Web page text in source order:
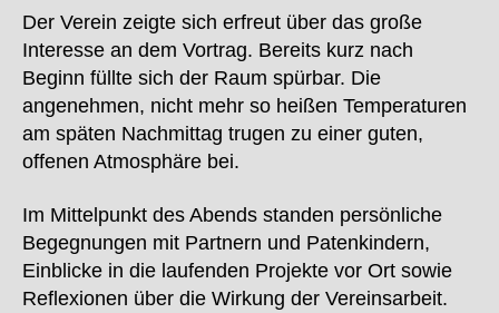
Der Verein zeigte sich erfreut über das große
Interesse an dem Vortrag. Bereits kurz nach
Beginn füllte sich der Raum spürbar. Die
angenehmen, nicht mehr so heißen Temperaturen
am späten Nachmittag trugen zu einer guten,
offenen Atmosphäre bei.
Im Mittelpunkt des Abends standen persönliche
Begegnungen mit Partnern und Patenkindern,
Einblicke in die laufenden Projekte vor Ort sowie
Reflexionen über die Wirkung der Vereinsarbeit.